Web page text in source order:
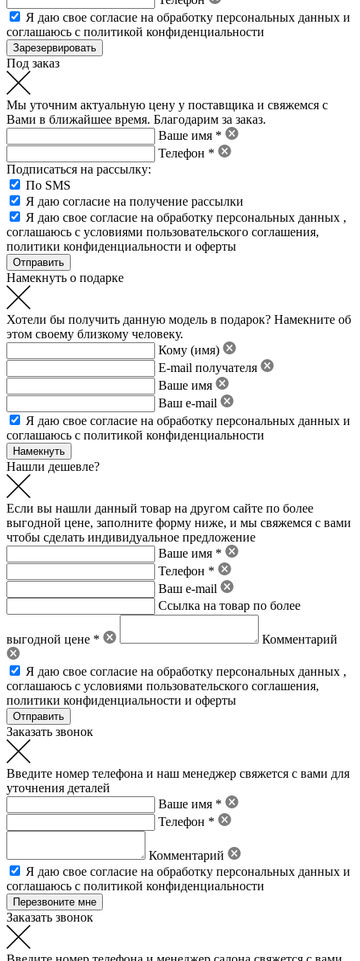
Я даю свое согласие на обработку персональных данных и
соглашаюсь с политикой конфиденциальности
Под заказ
Мы уточним актуальную цену у поставщика и свяжемся с
Вами в ближайшее время. Благодарим за заказ.
Ваше имя *
Телефон *
Подписаться на рассылку:
По SMS
Я даю согласие на получение рассылки
Я даю свое согласие на обработку персональных данных ,
соглашаюсь с условиями пользовательского соглашения,
политики конфиденциальности и оферты
Намекнуть о подарке
Хотели бы получить данную модель в подарок? Намекните об
этом своему близкому человеку.
Кому (имя)
E-mail получателя
Ваше имя
Ваш e-mail
Я даю свое согласие на обработку персональных данных и
соглашаюсь с политикой конфиденциальности
Нашли дешевле?
Если вы нашли данный товар на другом сайте по более
выгодной цене, заполните форму ниже, и мы свяжемся с вами
чтобы сделать индивидуальное предложение
Ваше имя *
Телефон *
Ваш e-mail
Ссылка на товар по более
выгодной цене * Комментарий
Я даю свое согласие на обработку персональных данных ,
соглашаюсь с условиями пользовательского соглашения,
политики конфиденциальности и оферты
Заказать звонок
Введите номер телефона и наш менеджер свяжется с вами для
уточнения деталей
Ваше имя *
Телефон *
Комментарий
Я даю свое согласие на обработку персональных данных и
соглашаюсь с политикой конфиденциальности
Заказать звонок